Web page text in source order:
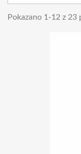
Pokazano 1-12 z 23